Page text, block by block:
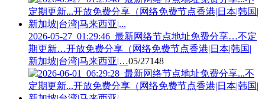
2026-05-27_01:29:46_最新网络节点地址免费分享…不定
期更新…开放免费分享（网络免费节点香港|日本|韩国|
新加坡|台湾|马来西亚|…05/27148